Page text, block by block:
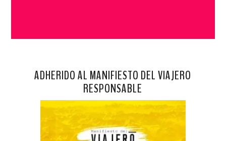
ADHERIDO AL MANIFIESTO DEL VIAJERO
RESPONSABLE